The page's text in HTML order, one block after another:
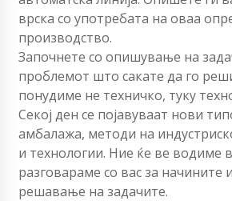
врска со употребата на оваа
производство.
Започнете со опишување на
проблемот што сакате да го
понудиме не техничко, туку
Секој ден се појавуваат нови
амбалажа, методи на
и технологии. Ние ќе ве водиме
разговараме со вас за начините
решавање на задачите.